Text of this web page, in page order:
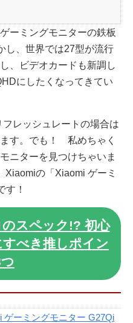
ーミングモニターの鉄板
し、世界では27型が流行
、ビデオカードも新調し
にしたくなってきてい
レッシュレートの場合は
す。でも！ 私めちゃく
ニターを見つけちゃいま
Xiaomiの「Xiaomi ゲーミ
す！
スペック!? 初心
べき推しポイン
つ
ゲーミングモニター G27Qi